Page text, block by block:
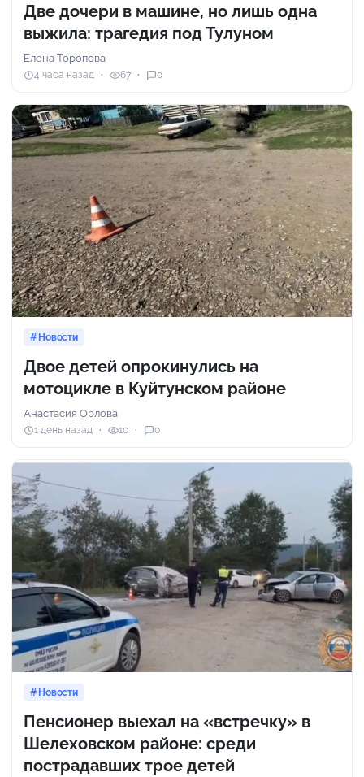
Две дочери в машине, но лишь одна
выжила: трагедия под Тулуном
Елена Торопова
4 часа назад 67 0
Новости
Двое детей опрокинулись на
мотоцикле в Куйтунском районе
Анастасия Орлова
1 день назад 10 0
Новости
Пенсионер выехал на «встречку» в
Шелеховском районе: среди
пострадавших трое детей